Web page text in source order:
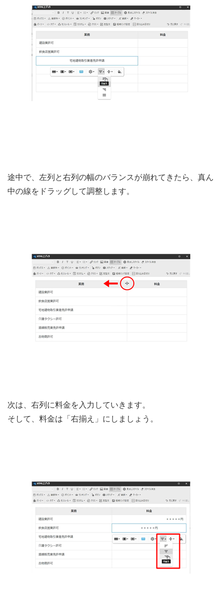
途中で、左列と右列の幅のバランスが崩れてきたら、真ん
中の線をドラッグして調整します。
次は、右列に料金を入力していきます。
そして、料金は「右揃え」にしましょう。